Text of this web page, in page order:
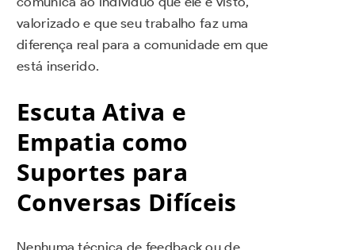
valorizado e que seu trabalho faz uma
diferença real para a comunidade em que
está inserido.
Escuta Ativa e
Empatia como
Suportes para
Conversas Difíceis